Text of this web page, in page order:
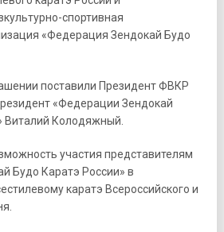
спортивная
«Федерация Зендокай Будо
поставили Президент ФВКР
«Федерации Зендокай
Виталий Колодяжный.
участия представителям
Будо Каратэ России» в
каратэ Всероссийского и